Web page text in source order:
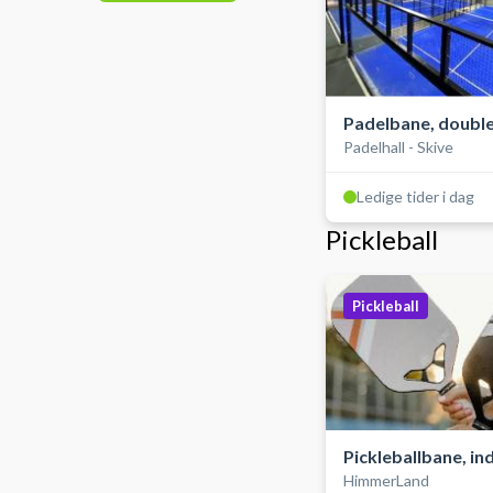
Padelbane,
Padelhall - Skive
Ledige tider i dag
Pickleball
Pickleball
Pickleballbane,
HimmerLand